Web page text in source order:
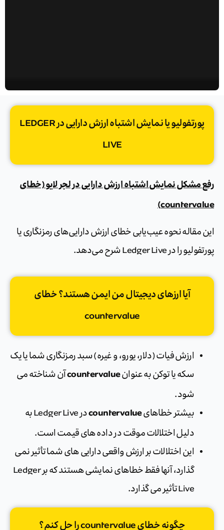
پورتفولیو یا نمایش اشتباه ارزش دارایی در LEDGER
LIVE
رفع مشکل نمایش اشتباه ارزش دارایی در لجر لایو (خطای
countervalue)
این مقاله نحوه عیب‌یابی خطای ارزش دارایی‌های رمزنگاری یا
پورتفولیو را در Ledger Live شرح می‌دهد.
آیا ارزهای دیجیتال من ایمن هستند؟ خطای
countervalue
ارزش فیات (دلار، یورو، و غیره) سبد رمزنگاری شما یا یک
سکه یا توکن به عنوانcountervalue آن شناخته می
شود.
بیشتر خطاهایcountervalue در Ledger Live به
دلیل اختلالات موقت در داده های قیمت است.
این اختلالات بر ارزش واقعی دارایی های شما تأثیر نمی
گذارد، آنها فقط خطاهای نمایشی هستند که بر Ledger
Live تأثیر می گذارد.
چگونه خطای countervalue را حل کنم؟